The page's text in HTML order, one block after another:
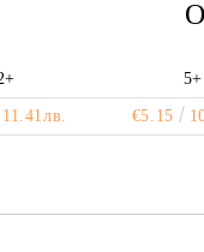
5+
11.41лв. €5.15